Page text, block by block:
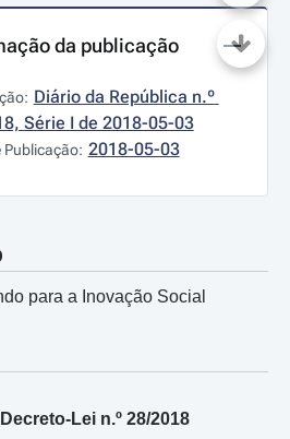
da publicação
Diário da República n.º
Série I de 2018-05-03
Publicação: 2018-05-03
para a Inovação Social
Decreto-Lei n.º 28/2018